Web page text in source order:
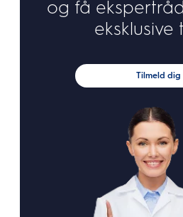
og få
eksklusive
Tilmeld dig